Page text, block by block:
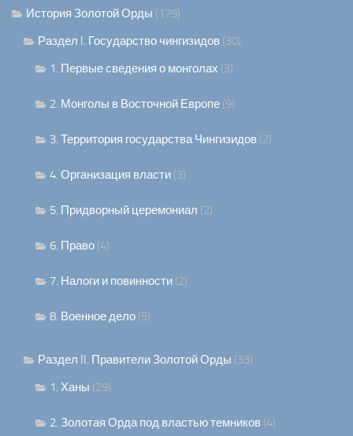
История Золотой Орды (179)
Раздел I. Государство чингизидов (30)
1. Первые сведения о монголах (3)
2. Монголы в Восточной Европе (9)
3. Территория государства Чингизидов (2)
4. Организация власти (3)
5. Придворный церемониал (2)
6. Право (4)
7. Налоги и повинности (2)
8. Военное дело (5)
Раздел II. Правители Золотой Орды (33)
1. Ханы (29)
2. Золотая Орда под властью темников (4)